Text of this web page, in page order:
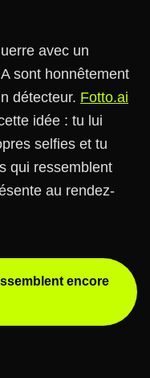
avec un
sont honnêtement
détecteur. Fotto.ai
idée : tu lui
selfies et tu
qui ressemblent
au rendez-
encore